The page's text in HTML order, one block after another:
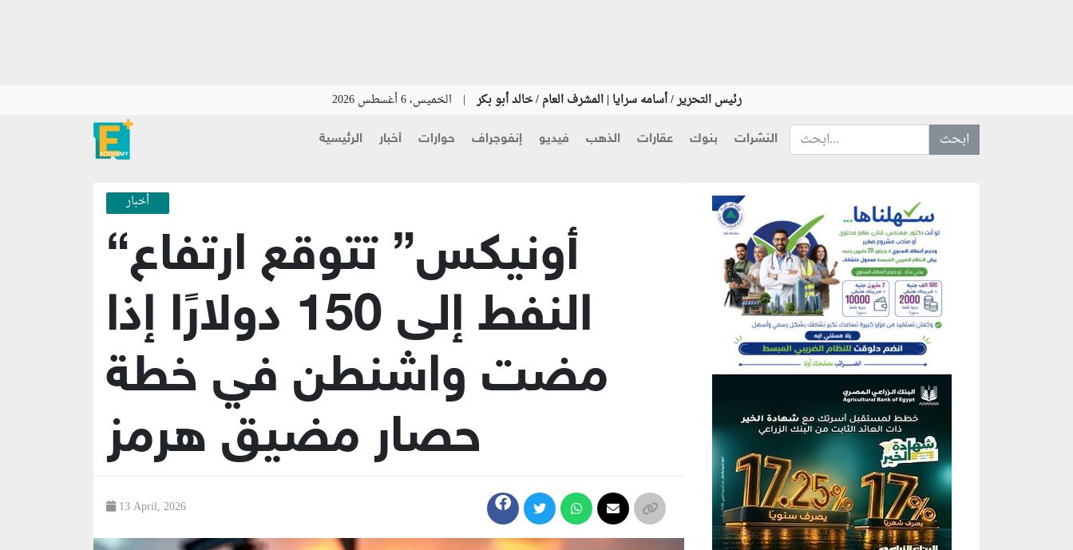
رئيس التحرير / أسامه سرايا | المشرف العام / خالد أبو بكر | الخميس، 6 أغسطس 2026
الرئيسية أخبار حوارات إنفوجراف فيديو الذهب عقارات بنوك النشرات ابحث عن... :
أخبار
“أونيكس” تتوقع ارتفاع
النفط إلى 150 دولارًا إذا
مضت واشنطن في خطة
حصار مضيق هرمز
13 April, 2026
منطقة إعلانية
منطقة إعلانية